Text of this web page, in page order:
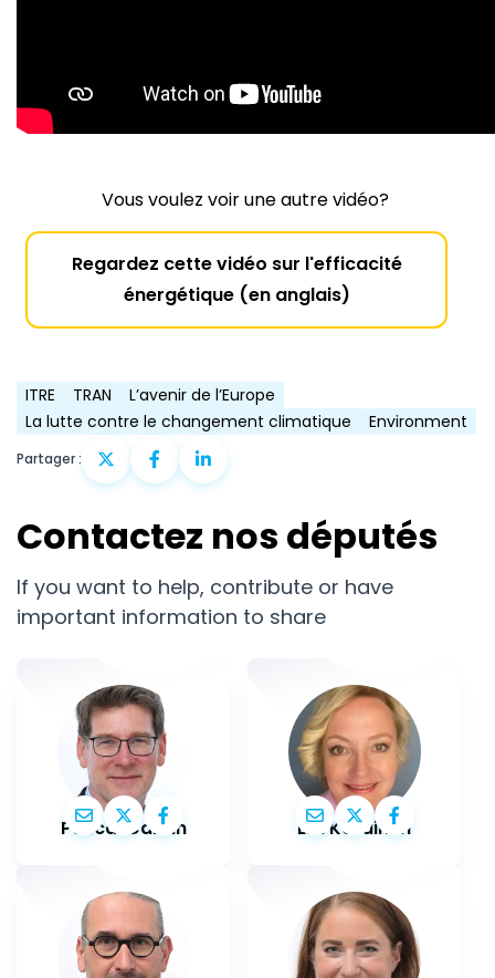
Vous voulez voir une autre vidéo?
Regardez cette vidéo sur l'efficacité
énergétique (en anglais)
ITRE TRAN
L’avenir de l’Europe
La lutte contre le changement climatique
Environment
Partager :
Contactez nos députés
If you want to help, contribute or have
important information to share
Pascal Canfin Elsi Katainen